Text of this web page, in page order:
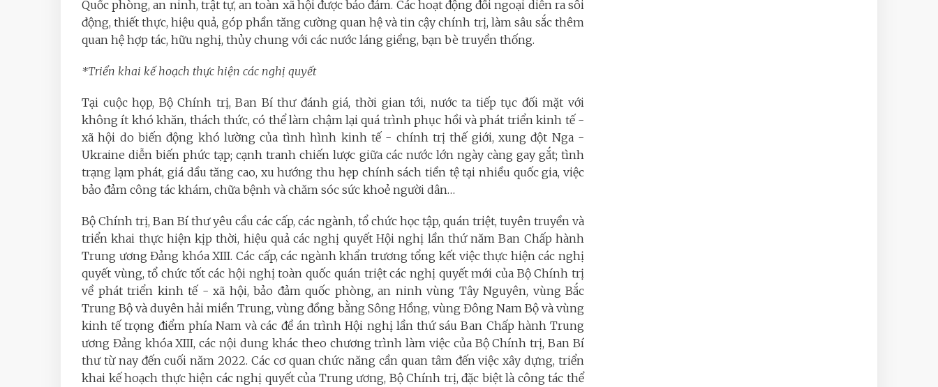
Quốc phòng, an ninh, trật tự, an toàn xã hội được bảo đảm. Các hoạt động đối ngoại diễn ra sôi
động, thiết thực, hiệu quả, góp phần tăng cường quan hệ và tin cậy chính trị, làm sâu sắc thêm
quan hệ hợp tác, hữu nghị, thủy chung với các nước láng giềng, bạn bè truyền thống.
*Triển khai kế hoạch thực hiện các nghị quyết
Tại cuộc họp, Bộ Chính trị, Ban Bí thư đánh giá, thời gian tới, nước ta tiếp tục đối mặt với
không ít khó khăn, thách thức, có thể làm chậm lại quá trình phục hồi và phát triển kinh tế -
xã hội do biến động khó lường của tình hình kinh tế - chính trị thế giới, xung đột Nga -
Ukraine diễn biến phức tạp; cạnh tranh chiến lược giữa các nước lớn ngày càng gay gắt; tình
trạng lạm phát, giá dầu tăng cao, xu hướng thu hẹp chính sách tiền tệ tại nhiều quốc gia, việc
bảo đảm công tác khám, chữa bệnh và chăm sóc sức khoẻ người dân…
Bộ Chính trị, Ban Bí thư yêu cầu các cấp, các ngành, tổ chức học tập, quán triệt, tuyên truyền và
triển khai thực hiện kịp thời, hiệu quả các nghị quyết Hội nghị lần thứ năm Ban Chấp hành
Trung ương Đảng khóa XIII. Các cấp, các ngành khẩn trương tổng kết việc thực hiện các nghị
quyết vùng, tổ chức tốt các hội nghị toàn quốc quán triệt các nghị quyết mới của Bộ Chính trị
về phát triển kinh tế - xã hội, bảo đảm quốc phòng, an ninh vùng Tây Nguyên, vùng Bắc
Trung Bộ và duyên hải miền Trung, vùng đồng bằng Sông Hồng, vùng Đông Nam Bộ và vùng
kinh tế trọng điểm phía Nam và các đề án trình Hội nghị lần thứ sáu Ban Chấp hành Trung
ương Đảng khóa XIII, các nội dung khác theo chương trình làm việc của Bộ Chính trị, Ban Bí
thư từ nay đến cuối năm 2022. Các cơ quan chức năng cần quan tâm đến việc xây dựng, triển
khai kế hoạch thực hiện các nghị quyết của Trung ương, Bộ Chính trị, đặc biệt là công tác thể